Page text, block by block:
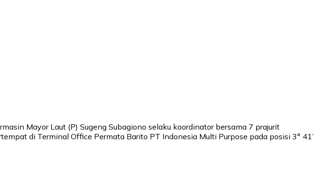
Mayor Laut (P) Sugeng Subagiono selaku koordinator bersama 7 prajurit
di Terminal Office Permata Barito PT Indonesia Multi Purpose pada posisi 3° 41’